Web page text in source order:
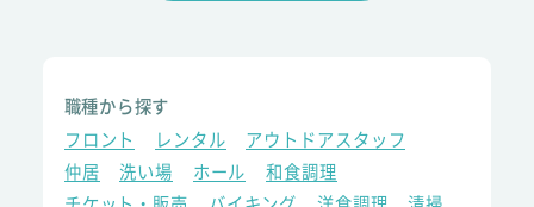
職種から探す
フロント
レンタル
アウトドアスタッフ
仲居
洗い場 ホール
和食調理